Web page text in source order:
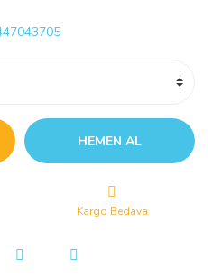
HEMEN AL
Kargo Bedava